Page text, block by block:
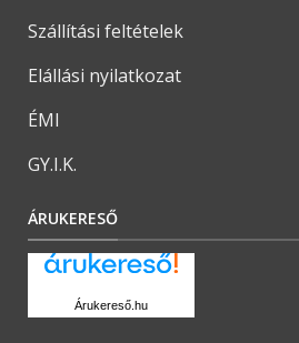
Szállítási feltételek
Elállási nyilatkozat
ÉMI
GY.I.K.
ÁRUKERESŐ
Árukereső.hu